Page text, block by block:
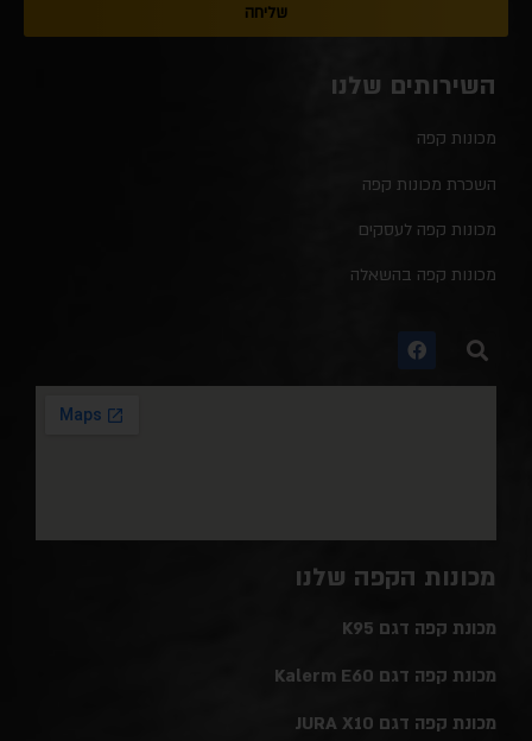
שליחה
השירותים שלנו
מכונות קפה
השכרת מכונות קפה
מכונות קפה לעסקים
מכונות קפה בהשאלה
מכונות הקפה שלנו
מכונת קפה דגם K95
מכונת קפה דגם Kalerm E60
מכונת קפה דגם JURA X10